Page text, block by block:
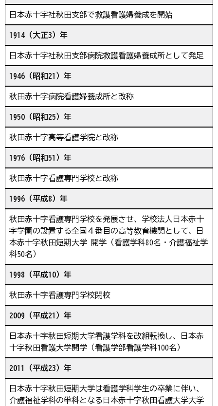
日本赤十字社秋田支部で救護看護婦養成を開始
1914（大正3）年
日本赤十字社秋田支部病院救護看護婦養成所として発足
1946（昭和21）年
秋田赤十字病院看護婦養成所と改称
1950（昭和25）年
秋田赤十字高等看護学院と改称
1976（昭和51）年
秋田赤十字看護専門学校と改称
1996（平成8）年
秋田赤十字看護専門学校を発展させ、学校法人日本赤十
字学園の設置する全国４番目の高等教育機関として、日
本赤十字秋田短期大学 開学（看護学科80名・介護福祉学
科50名）
1998（平成10）年
秋田赤十字看護専門学校閉校
2009（平成21）年
日本赤十字秋田短期大学看護学科を改組転換し、日本赤
十字秋田看護大学開学（看護学部看護学科100名）
2011（平成23）年
日本赤十字秋田短期大学は看護学科学生の卒業に伴い、
介護福祉学科の単科となる日本赤十字秋田看護大学大学